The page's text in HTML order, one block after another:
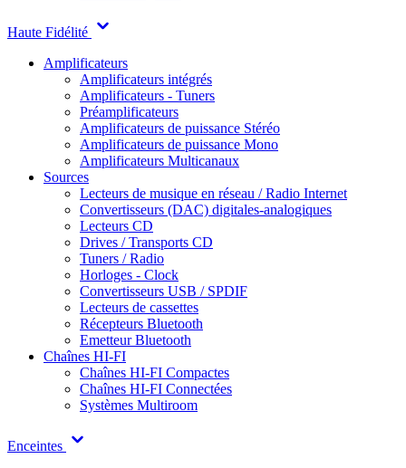
Haute Fidélité
Amplificateurs
Amplificateurs intégrés
Amplificateurs - Tuners
Préamplificateurs
Amplificateurs de puissance Stéréo
Amplificateurs de puissance Mono
Amplificateurs Multicanaux
Sources
Lecteurs de musique en réseau / Radio Internet
Convertisseurs (DAC) digitales-analogiques
Lecteurs CD
Drives / Transports CD
Tuners / Radio
Horloges - Clock
Convertisseurs USB / SPDIF
Lecteurs de cassettes
Récepteurs Bluetooth
Emetteur Bluetooth
Chaînes HI-FI
Chaînes HI-FI Compactes
Chaînes HI-FI Connectées
Systèmes Multiroom
Enceintes